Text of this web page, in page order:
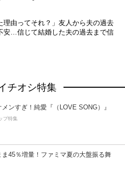
理由ってそれ？」友人から夫の過去
安…信じて結婚した夫の過去まで信
チオシ特集
ンすぎ！純愛『（LOVE SONG）』
プ特集
ま45％増量！ファミマ夏の大盤振る舞